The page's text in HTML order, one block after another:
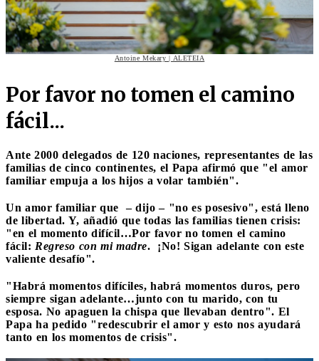
Antoine Mekary | ALETEIA
Por favor no tomen el camino
fácil...
Ante 2000 delegados de 120 naciones, representantes de las
familias de cinco continentes, el Papa afirmó que "el amor
familiar empuja a los hijos a volar también".
Un amor familiar que – dijo – "no es posesivo", está lleno
de libertad. Y, añadió que todas las familias tienen crisis:
"en el momento difícil…Por favor no tomen el camino
fácil: Regreso con mi madre. ¡No! Sigan adelante con este
valiente desafío".
"Habrá momentos difíciles, habrá momentos duros, pero
siempre sigan adelante…junto con tu marido, con tu
esposa. No apaguen la chispa que llevaban dentro". El
Papa ha pedido "redescubrir el amor y esto nos ayudará
tanto en los momentos de crisis".